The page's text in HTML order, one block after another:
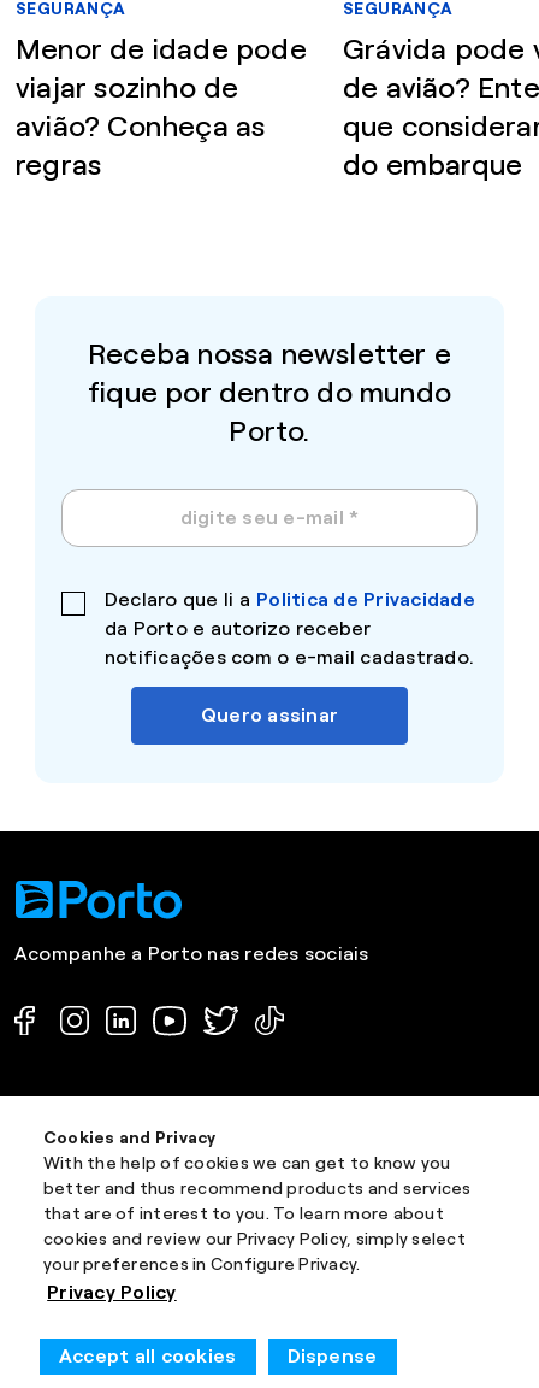
Cookies and Privacy
With the help of cookies we can get to know you
better and thus recommend products and services
that are of interest to you. To learn more about
cookies and review our Privacy Policy, simply select
your preferences in Configure Privacy.
Privacy Policy
Accept all cookies Dispense
SEGURANÇA
Menor de idade pode
viajar sozinho de
avião? Conheça as
regras
SEGURANÇA
Grávida pode
de avião?
que
do embarque
Receba nossa newsletter e
fique por dentro do mundo
Porto.
Declaro que li a Politica de Privacidade
da Porto e autorizo receber
notificações com o e-mail cadastrado.
Quero assinar
Acompanhe a Porto nas redes sociais
Baixe o App da Porto
Porto e Você